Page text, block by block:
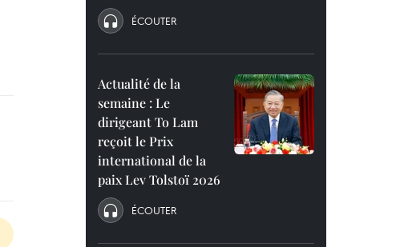
ÉCOUTER
Actualité de la
semaine : Le
dirigeant To Lam
reçoit le Prix
international de la
paix Lev Tolstoï 2026
ÉCOUTER